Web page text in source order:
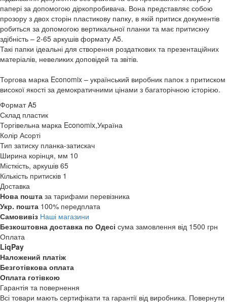
папері за допомогою діркопробивача. Вона представляє собою
прозору з двох сторін пластикову папку, в якій притиск документів
робиться за допомогою вертикальної планки та має притискну
здібність – 2-65 аркушів формату А5.
Такі папки ідеальні для створення роздаткових та презентаційних
матеріалів, невеликих доповідей та звітів.
Торгова марка Economix – український виробник папок з притиском
високої якості за демократичними цінами з багаторічною історією.
Формат A5
Склад пластик
Торгівельна марка Economix,Україна
Колір Асорті
Тип затиску планка-затискач
Ширина корінця, мм 10
Місткість, аркушів 65
Кількість притисків 1
Доставка
Нова пошта за тарифами перевізника
Укр. пошта 100% передплата
Самовивіз Наші магазини
Безкоштовна доставка по Одесі сума замовлення від 1500 грн
Оплата
LiqPay
Наложений платіж
Безготівкова оплата
Оплата готівкою
Гарантія та повернення
Всі товари мають сертифікати та гарантії від виробника. Повернути